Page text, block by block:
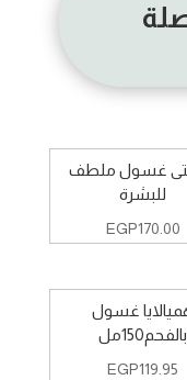
غسول ملطف
للبشرة
EGP170.00
غسول
بالفحم150مل
EGP119.95